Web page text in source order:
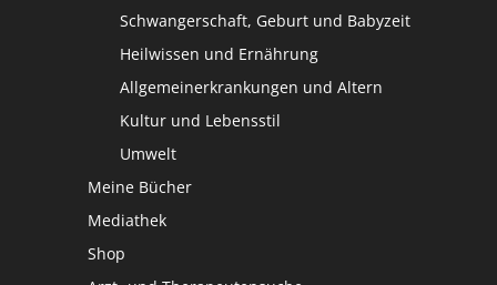
Schwangerschaft, Geburt und Babyzeit
Heilwissen und Ernährung
Allgemeinerkrankungen und Altern
Kultur und Lebensstil
Umwelt
Meine Bücher
Mediathek
Shop